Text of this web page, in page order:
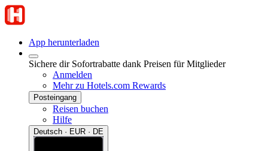
App herunterladen
Sichere dir Sofortrabatte dank Preisen für Mitglieder
Anmelden
Mehr zu Hotels.com Rewards
Posteingang
Reisen buchen
Hilfe
Deutsch · EUR · DE